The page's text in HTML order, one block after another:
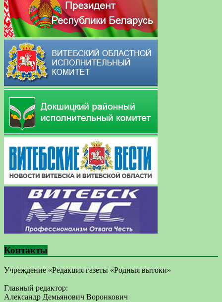
Контакты
Учреждение «Редакция газеты «Родныя вытоки»
Главный редактор:
Александр Демьянович Воронкович